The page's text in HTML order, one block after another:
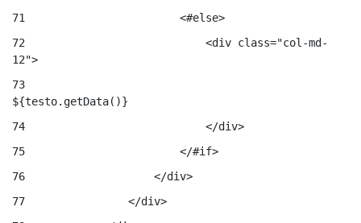
71
                        <#else>
72
                            <div class="col-md-
12">
73
${testo.getData()}
74
                            </div>
75
                        </#if>
76
                    </div>
77
                </div>